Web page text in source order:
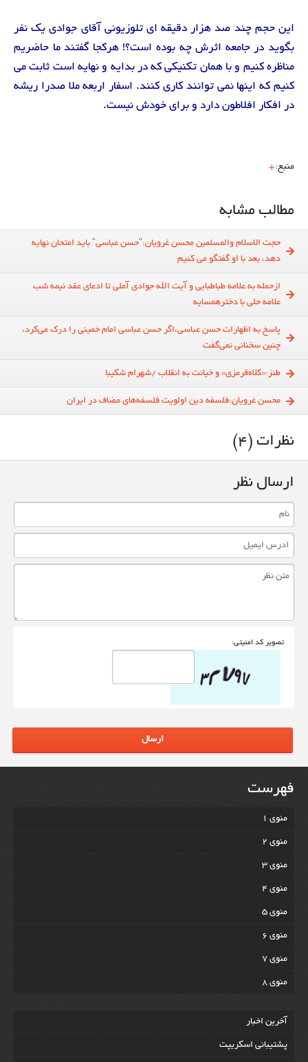
این حجم چند صد هزار دقیقه ای تلوزیونی آقای جوادی یک نفر
بگوید در جامعه اثرش چه بوده است؟! هرکجا گفتند ما حاضریم
مناظره کنیم و با همان تکنیکی که در بدایه و نهایه است ثابت می
کنیم که اینها نمی توانند کاری کنند. اسفار اربعه ملا صدرا ریشه
در افکار افلاطون دارد و برای خودش نیست.
منبع:+
مطالب مشابه
حجت الاسلام والمسلمین محسن غرویان:"حسن عباسی" باید امتحان نهایه
دهد، بعد با او گفتگو می کنیم
ازحمله به علامه طباطبایی و آیت الله جوادی آملی تا ادعای عقد نیمه شب
علامه حلی با دخترهمسایه
پاسخ به اظهارات حسن عباسی،اگر حسن عباسی امام خمینی را درک می‌کرد،
چنین سخنانی نمی‌گفت
طنز:«کلاه‌قرمزی» و خیانت به انقلاب /شهرام شکیبا
محسن غرویان:فلسفه دین اولویت فلسفه‌های مضاف در ایران
نظرات (4)
ارسال نظر
تصوير کد امنيتی:
ارسال
فهرست
منوی 1
منوی 2
منوی 3
منوی 4
منوی 5
منوی 6
منوی 7
منوی 8
آخرين اخبار
پشتیبانی اسکریپت